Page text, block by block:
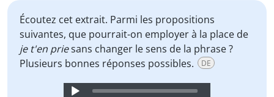
Écoutez cet extrait. Parmi les propositions
suivantes, que pourrait-on employer à la place de
je t'en priesans changer le sens de la phrase ?
Plusieurs bonnes réponses possibles.
DE
Audio